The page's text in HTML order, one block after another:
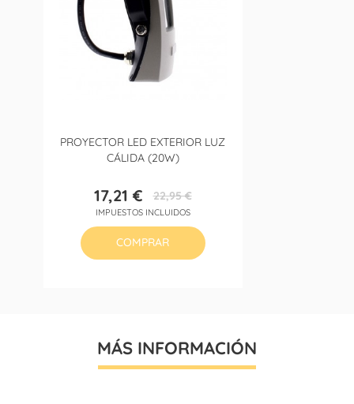
PROYECTOR LED EXTERIOR LUZ
CÁLIDA (20W)
Precio
17,21 €Precio
base
22,95 €
IMPUESTOS INCLUIDOS
COMPRAR
MÁS INFORMACIÓN